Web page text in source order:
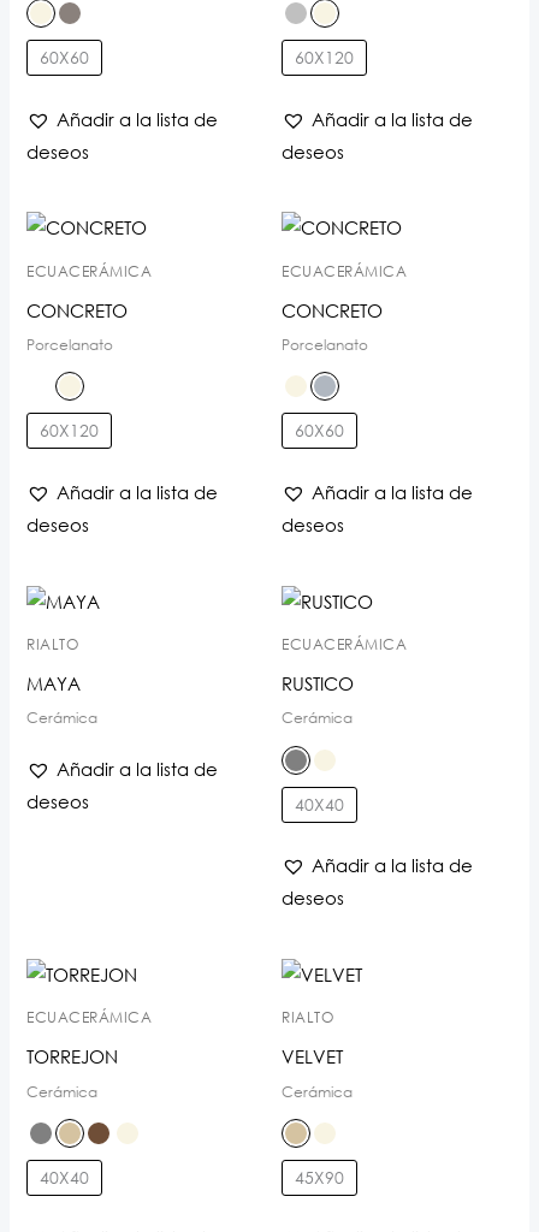
60X60
Añadir a la lista de
deseos
60X120
Añadir a la lista de
deseos
ECUACERÁMICA
CONCRETO
Porcelanato
60X120
Añadir a la lista de
deseos
ECUACERÁMICA
CONCRETO
Porcelanato
60X60
Añadir a la lista de
deseos
RIALTO
MAYA
Cerámica
Añadir a la lista de
deseos
ECUACERÁMICA
RUSTICO
Cerámica
40X40
Añadir a la lista de
deseos
ECUACERÁMICA
TORREJON
Cerámica
40X40
RIALTO
VELVET
Cerámica
45X90